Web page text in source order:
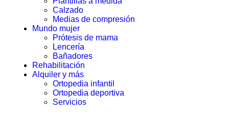
Calzado
Medias de compresión
Mundo mujer
Prótesis de mama
Lencería
Bañadores
Rehabilitación
Alquiler y más
Ortopedia infantil
Ortopedia deportiva
Servicios